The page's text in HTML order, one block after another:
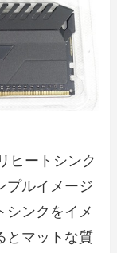
ヒートシンク
プルイメージ
シンクをイメ
とマットな質